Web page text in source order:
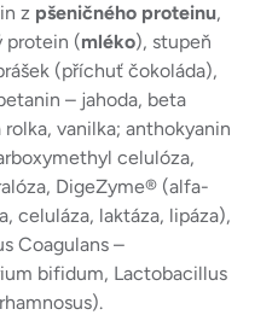
z pšeničného proteinu,
protein (mléko), stupeň
(příchuť čokoláda),
– jahoda, beta
vanilka; anthokyanin
celulóza,
DigeZyme® (alfa-
celuláza, laktáza, lipáza),
Coagulans –
bifidum, Lactobacillus